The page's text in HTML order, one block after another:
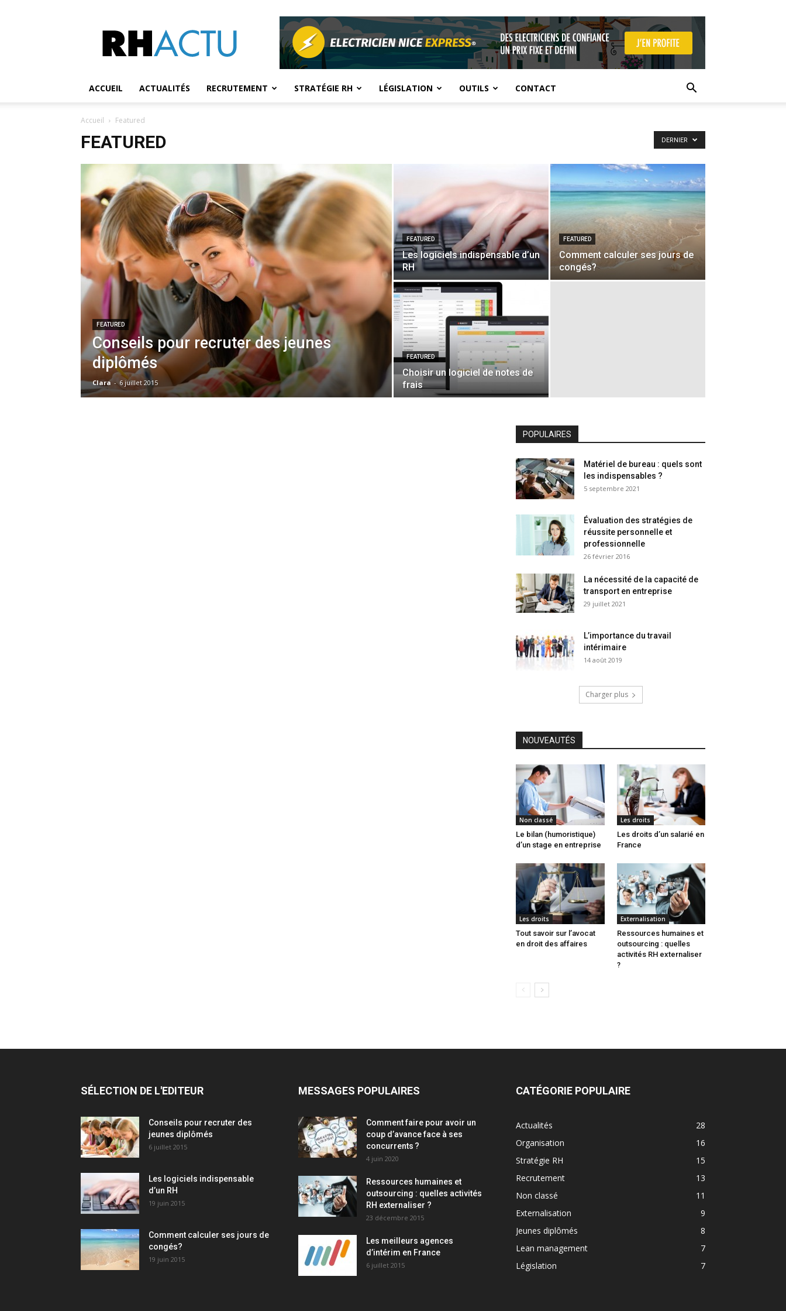
Actu
ACCUEIL ACTUALITÉS RECRUTEMENT STRATÉGIE RH LÉGISLATION OUTILS CONTACT
Accueil Featured
FEATURED DERNIER
FEATURED
Conseils pour recruter des jeunes
diplômés
Clara - 6 juillet 2015
FEATURED
Les logiciels indispensable d’un
RH​
FEATURED
Comment calculer ses jours de
congés?
FEATURED
Choisir un logiciel de notes de
frais
POPULAIRES
Matériel de bureau : quels sont
les indispensables ?
5 septembre 2021
Évaluation des stratégies de
réussite personnelle et
professionnelle
26 février 2016
La nécessité de la capacité de
transport en entreprise
29 juillet 2021
L’importance du travail
intérimaire
14 août 2019
Charger plus
NOUVEAUTÉS
Non classé
Le bilan (humoristique)
d’un stage en entreprise
Les droits
Les droits d’un salarié en
France
Les droits
Tout savoir sur l’avocat
en droit des affaires
Externalisation
Ressources humaines et
outsourcing : quelles
activités RH externaliser
?
SÉLECTION DE L'EDITEUR
Conseils pour recruter des
jeunes diplômés
6 juillet 2015
Les logiciels indispensable
d’un RH​
19 juin 2015
Comment calculer ses jours de
congés?
19 juin 2015
MESSAGES POPULAIRES
Comment faire pour avoir un
coup d’avance face à ses
concurrents ?
4 juin 2020
Ressources humaines et
outsourcing : quelles activités
RH externaliser ?
23 décembre 2015
Les meilleurs agences
d’intérim en France
6 juillet 2015
CATÉGORIE POPULAIRE
Actualités
28
Organisation
16
Stratégie RH
15
Recrutement
13
Non classé
11
Externalisation
9
Jeunes diplômés
8
Lean management
7
Législation
7